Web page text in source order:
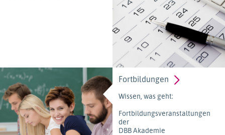
Fortbildungen
Wissen, was geht:
Fortbildungsveranstaltungen
der
DBB Akademie